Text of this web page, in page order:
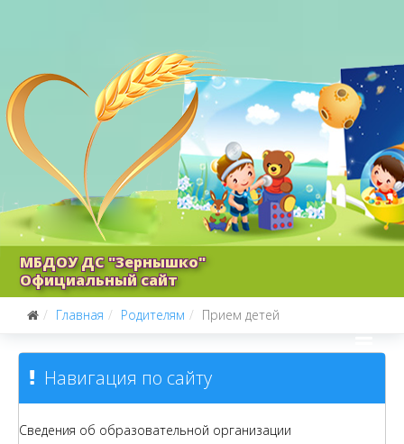
МБДОУ ДС "Зернышко"
Официальный сайт
Главная Родителям Прием детей
Навигация по сайту
Сведения об образовательной организации